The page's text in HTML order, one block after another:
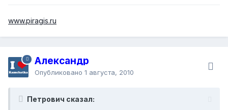
www.piragis.ru
Александр
Опубликовано 1 августа, 2010
Петрович сказал: